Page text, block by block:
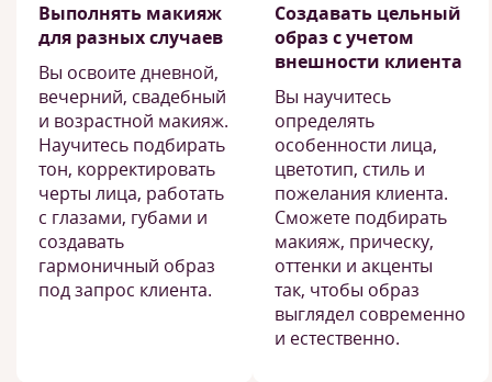
Выполнять макияж
для разных случаев
Вы освоите дневной,
вечерний, свадебный
и возрастной макияж.
Научитесь подбирать
тон, корректировать
черты лица, работать
с глазами, губами и
создавать
гармоничный образ
под запрос клиента.
Создавать цельный
образ с учетом
внешности клиента
Вы научитесь
определять
особенности лица,
цветотип, стиль и
пожелания клиента.
Сможете подбирать
макияж, прическу,
оттенки и акценты
так, чтобы образ
выглядел современно
и естественно.